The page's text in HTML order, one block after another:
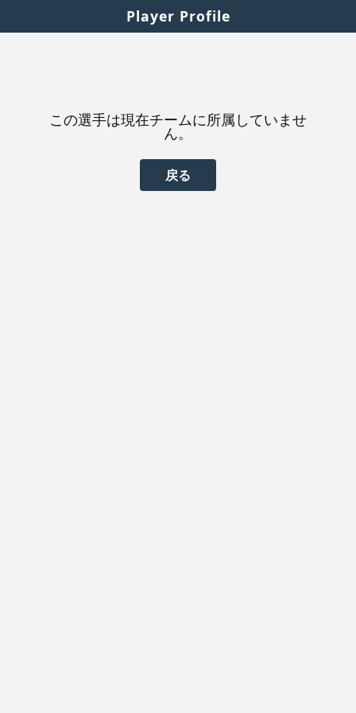
Player Profile
この選手は現在チームに所属していませ
ん。
戻る